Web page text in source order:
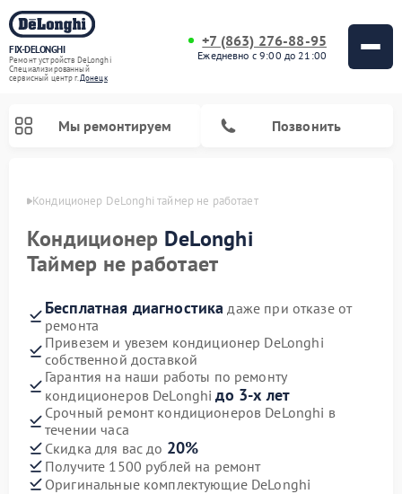
FIX-DELONGHI
Ремонт устройств DeLonghi
Специализированный
cервисный центр г.Донецк
+7 (863) 276-88-95
Ежедневно с 9:00 до 21:00
Мы ремонтируем Позвонить
Кондиционер DeLonghi таймер не работает
Кондиционер DeLonghi
Таймер не работает
Бесплатная диагностика даже при отказе от
ремонта
Привезем и увезем кондиционер DeLonghi
собственной доставкой
Гарантия на наши работы по ремонту
кондиционеров DeLonghiдо 3-х лет
Срочный ремонт кондиционеров DeLonghi в
течении часа
Скидка для вас до 20%
Получите 1500 рублей на ремонт
Оригинальные комплектующие DeLonghi